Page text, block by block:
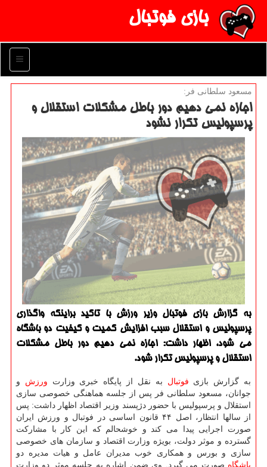
بازی فوتبال
منو
مسعود سلطانی فر:
اجازه نمی دهیم دور باطل مشكلات استقلال و
پرسپولیس تكرار نشود
به گزارش بازی فوتبال وزیر ورزش با تاکید براینکه واگذاری
پرسپولیس و استقلال سبب افزایش کمیت و کیفیت دو باشگاه
می شود، اظهار داشت: اجازه نمی دهیم دور باطل مشکلات
استقلال و پرسپولیس تکرار شود.
به گزارش بازی فوتبال به نقل از پایگاه خبری وزارت ورزش و
جوانان، مسعود سلطانی فر پس از جلسه هماهنگی خصوصی سازی
استقلال و پرسپولیس با حضور دژپسند وزیر اقتصاد اظهار داشت: پس
از سالها انتظار، اصل ۴۴ قانون اساسی در فوتبال و ورزش ایران
صورت اجرایی پیدا می کند و خوشحالم که این کار با مشارکت
گسترده و موثر دولت، بویژه وزارت اقتصاد و سازمان های خصوصی
سازی و بورس و همکاری خوب مدیران عامل و هیات مدیره دو
باشگاه صورت می گیرد. وی ضمن اشاره به جلسه موثر دو وزارت